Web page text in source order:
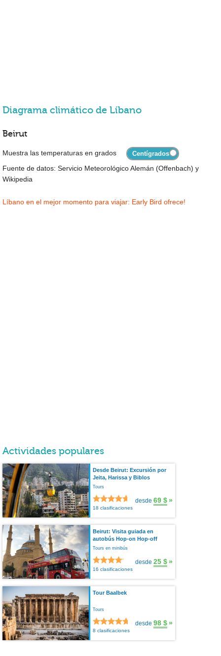
Diagrama climático de Líbano
Beirut
Muestra las temperaturas en grados
Fuente de datos: Servicio Meteorológico Alemán (Offenbach) y
Wikipedia
Líbano en el mejor momento para viajar: Early Bird ofrece!
Actividades populares
Desde Beirut: Excursión por
Jeita, Harissa y Biblos
Tours
18 clasificaciones
desde 69 $»
Beirut: Visita guiada en
autobús Hop-on Hop-off
Tours en minibús
16 clasificaciones
desde 25 $»
Tour Baalbek
Tours
8 clasificaciones
desde 98 $»